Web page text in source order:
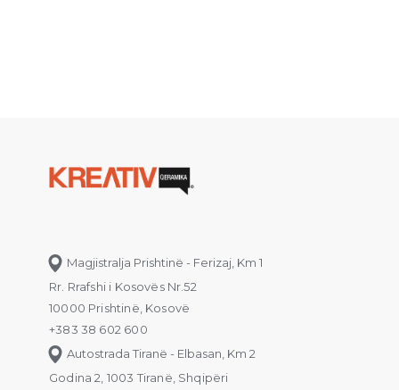
Magjistralja Prishtinë - Ferizaj, Km 1
Rr. Rrafshi i Kosovës Nr.52
10000 Prishtinë, Kosovë
+383 38 602 600
Autostrada Tiranë - Elbasan, Km 2
Godina 2, 1003 Tiranë, Shqipëri